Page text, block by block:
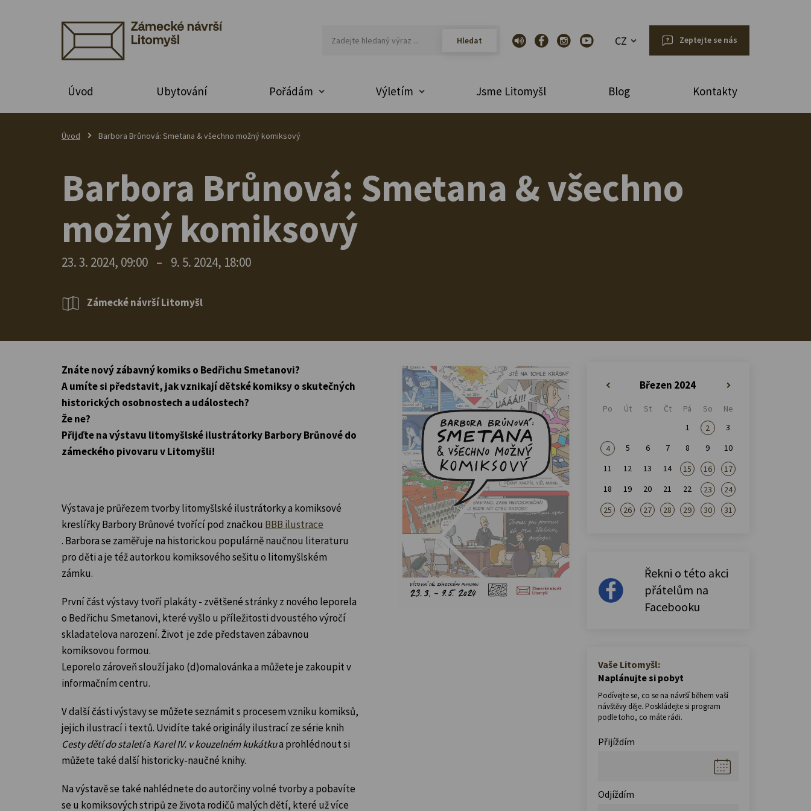
CZ Zeptejte se nás
Úvod Ubytování Pořádám Výletím Jsme Litomyšl Blog Kontakty
Úvod Barbora Brůnová: Smetana & všechno možný komiksový
Barbora Brůnová: Smetana & všechno
možný komiksový
23. 3. 2024, 09:00 – 9. 5. 2024, 18:00
Zámecké návrší Litomyšl
Znáte nový zábavný komiks o Bedřichu Smetanovi?
A umíte si představit, jak vznikají dětské komiksy o skutečných
historických osobnostech a událostech?
Že ne?
Přijďte na výstavu litomyšlské ilustrátorky Barbory Brůnové do
zámeckého pivovaru v Litomyšli!
Výstava je průřezem tvorby litomyšlské ilustrátorky a komiksové
kreslířky Barbory Brůnové tvořící pod značkou BBB ilustrace
. Barbora se zaměřuje na historickou populárně naučnou literaturu
pro děti a je též autorkou komiksového sešitu o litomyšlském
zámku.
První část výstavy tvoří plakáty - zvětšené stránky z nového leporela
o Bedřichu Smetanovi, které vyšlo u příležitosti dvoustého výročí
skladatelova narození. Život je zde představen zábavnou
komiksovou formou.
Leporelo zároveň slouží jako (d)omalovánka a můžete je zakoupit v
informačním centru.
V další části výstavy se můžete seznámit s procesem vzniku komiksů,
jejich ilustrací i textů. Uvidíte také originály ilustrací ze série knih
Cesty dětí do staletía Karel IV. v kouzelném kukátkua prohlédnout si
můžete také další historicky-naučné knihy.
Na výstavě se také nahlédnete do autorčiny volné tvorby a pobavíte
se u komiksových stripů ze života rodičů malých dětí, které už více
Březen 2024
Po Út St Čt Pá So
Ne
1
2
3
4
5 6 7 8 9
10
11
12 13 14 15 16
17
18
19 20 21 22 23
24
25
26 27 28 29 30 31
Řekni o této akci
přátelům na
Facebooku
Vaše Litomyšl:
Naplánujte si pobyt
Podívejte se, co se na návrší během vaší
návštěvy děje. Poskládejte si program
podle toho, co máte rádi.
Přijíždím
Odjíždím